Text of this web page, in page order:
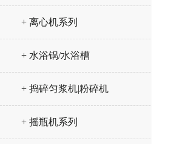
+ 离心机系列
+ 水浴锅/水浴槽
+ 捣碎匀浆机|粉碎机
+ 摇瓶机系列